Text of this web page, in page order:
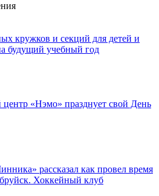
кружков и секций для детей и
будущий учебный год
центр «Нэмо» празднует свой День
рассказал как провел время
Хоккейный клуб